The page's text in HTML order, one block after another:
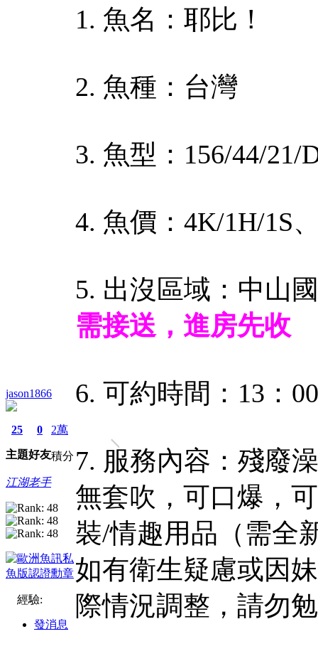
jason1866
25
主題
0
好友
2萬
積分
江湖老手
經驗:
發消息
1. 魚名：耶比！
2. 魚種：台灣
3. 魚型：156/44/21/
4. 魚價：4K/1H/1S
5. 出沒區域：中山
需接送，進房先收
6. 可約時間：13：
7. 服務內容：殘廢
無套吹，可口爆，
裝/情趣用品（需全
如有衛生疑慮或因
際情況調整，請勿